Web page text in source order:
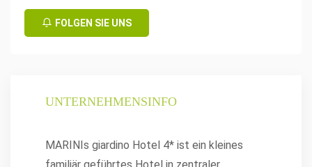
FOLGEN SIE UNS
UNTERNEHMENSINFO
MARINIs giardino Hotel 4* ist ein kleines